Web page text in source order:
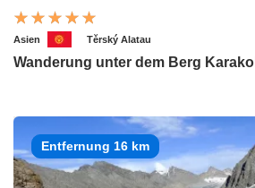
Asien Těrský Alatau
Wanderung unter dem Berg Karakol
Entfernung 16 km